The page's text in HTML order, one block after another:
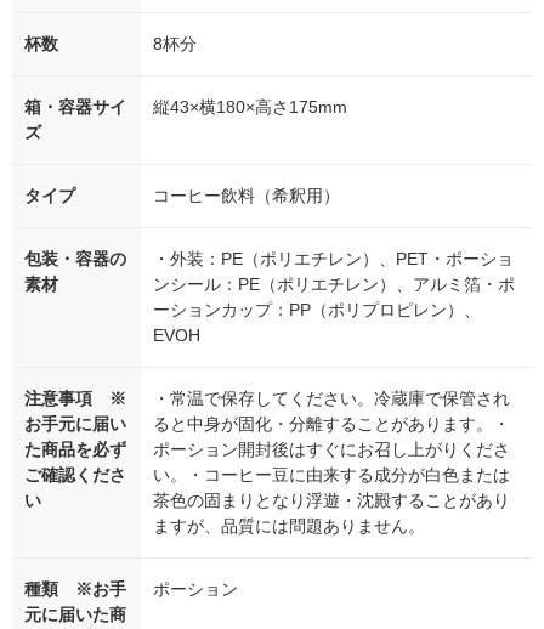
杯数 8杯分
箱・容器サイ
ズ
縦43×横180×高さ175mm
タイプ コーヒー飲料（希釈用）
包装・容器の
素材
・外装：PE（ポリエチレン）、PET・ポーショ
ンシール：PE（ポリエチレン）、アルミ箔・ポ
ーションカップ：PP（ポリプロピレン）、
EVOH
注意事項 ※
お手元に届い
た商品を必ず
ご確認くださ
い
・常温で保存してください。冷蔵庫で保管され
ると中身が固化・分離することがあります。・
ポーション開封後はすぐにお召し上がりくださ
い。・コーヒー豆に由来する成分が白色または
茶色の固まりとなり浮遊・沈殿することがあり
ますが、品質には問題ありません。
種類 ※お手
元に届いた商
ポーション